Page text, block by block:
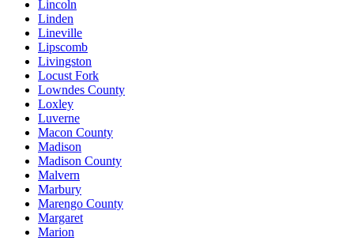
Lincoln
Linden
Lineville
Lipscomb
Livingston
Locust Fork
Lowndes County
Loxley
Luverne
Macon County
Madison
Madison County
Malvern
Marbury
Marengo County
Margaret
Marion